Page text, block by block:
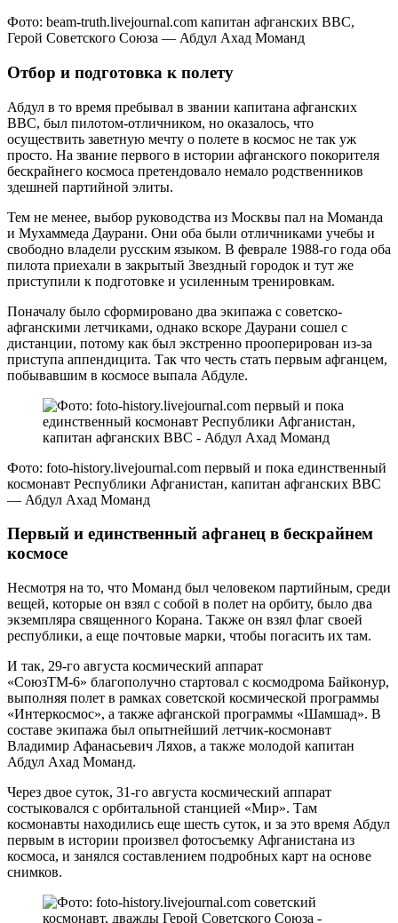
Фото: beam-truth.livejournal.com капитан афганских ВВС,
Герой Советского Союза — Абдул Ахад Моманд
Отбор и подготовка к полету
Абдул в то время пребывал в звании капитана афганских
ВВС, был пилотом-отличником, но оказалось, что
осуществить заветную мечту о полете в космос не так уж
просто. На звание первого в истории афганского покорителя
бескрайнего космоса претендовало немало родственников
здешней партийной элиты.
Тем не менее, выбор руководства из Москвы пал на Моманда
и Мухаммеда Даурани. Они оба были отличниками учебы и
свободно владели русским языком. В феврале 1988-го года оба
пилота приехали в закрытый Звездный городок и тут же
приступили к подготовке и усиленным тренировкам.
Поначалу было сформировано два экипажа с советско-
афганскими летчиками, однако вскоре Даурани сошел с
дистанции, потому как был экстренно прооперирован из-за
приступа аппендицита. Так что честь стать первым афганцем,
побывавшим в космосе выпала Абдуле.
Фото: foto-history.livejournal.com первый и пока единственный
космонавт Республики Афганистан, капитан афганских ВВС
— Абдул Ахад Моманд
Первый и единственный афганец в бескрайнем
космосе
Несмотря на то, что Моманд был человеком партийным, среди
вещей, которые он взял с собой в полет на орбиту, было два
экземпляра священного Корана. Также он взял флаг своей
республики, а еще почтовые марки, чтобы погасить их там.
И так, 29-го августа космический аппарат
«СоюзТМ-6» благополучно стартовал с космодрома Байконур,
выполняя полет в рамках советской космической программы
«Интеркосмос», а также афганской программы «Шамшад». В
составе экипажа был опытнейший летчик-космонавт
Владимир Афанасьевич Ляхов, а также молодой капитан
Абдул Ахад Моманд.
Через двое суток, 31-го августа космический аппарат
состыковался с орбитальной станцией «Мир». Там
космонавты находились еще шесть суток, и за это время Абдул
первым в истории произвел фотосъемку Афганистана из
космоса, и занялся составлением подробных карт на основе
снимков.